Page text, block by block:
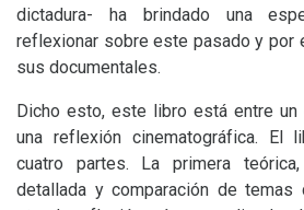
dictadura- ha brindado una
reflexionar sobre este pasado y por
sus documentales.
Dicho esto, este libro está entre un
una reflexión cinematográfica. El
cuatro partes. La primera
detallada y comparación de temas